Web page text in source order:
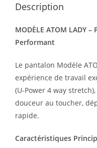
Description
MODÈLE ATOM LADY
Performant
Le pantalon Modèle
expérience de travail
(U-Power 4 way
douceur au toucher,
rapide.
Caractéristiques